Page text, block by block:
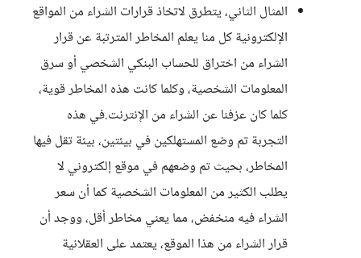
المثال الثاني، يتطرق لاتخاذ قرارات الشراء من المواقع
الإلكترونية كل منا يعلم المخاطر المترتبة عن قرار
الشراء من اختراق للحساب البنكي الشخصي أو سرق
المعلومات الشخصية، وكلما كانت هذه المخاطر قوية،
كلما كان عزفنا عن الشراء من الإنترنت.في هذه
التجربة تم وضع المستهلكين في بيئتين، بيئة تقل فيها
المخاطر، بحيث تم وضعهم في موقع إلكتروني لا
يطلب الكثير من المعلومات الشخصية كما أن سعر
الشراء فيه منخفض، مما يعني مخاطر أقل، ووجد أن
قرار الشراء من هذا الموقع، يعتمد على العقلانية